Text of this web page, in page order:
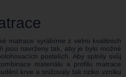
matrace vyrábíme z velmi kvalitních
jsou navrženy tak, aby je bylo možné
postelích. Aby splnily svůj
materiálu a profilu matrace
krve a snižovaly tak riziko vzniku